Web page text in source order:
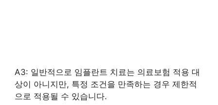
A3: 일반적으로 임플란트 치료는 의료보험 적용 대
상이 아니지만, 특정 조건을 만족하는 경우 제한적
으로 적용될 수 있습니다.